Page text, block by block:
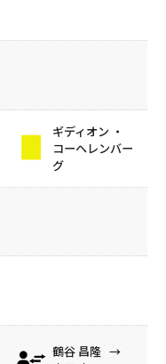
ギディオン ・
コーヘレンバー
グ
鶴谷 昌隆 →